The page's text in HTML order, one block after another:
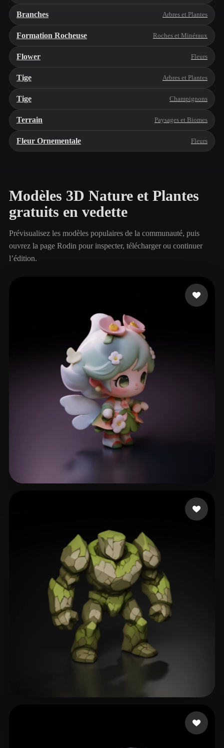
Branches Arbres et Plantes
Formation Rocheuse Roches et Minéraux
Flower Fleurs
Tige Arbres et Plantes
Tige Champignons
Terrain Paysages et Biomes
Fleur Ornementale Fleurs
Modèles 3D Nature et Plantes
gratuits en vedette
Prévisualisez les modèles populaires de la communauté, puis
ouvrez la page Rodin pour inspecter, télécharger ou continuer
l’édition.